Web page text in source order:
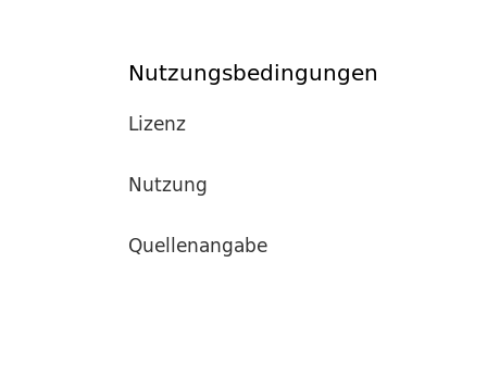
Nutzungsbedingungen
Lizenz
Nutzung
Quellenangabe